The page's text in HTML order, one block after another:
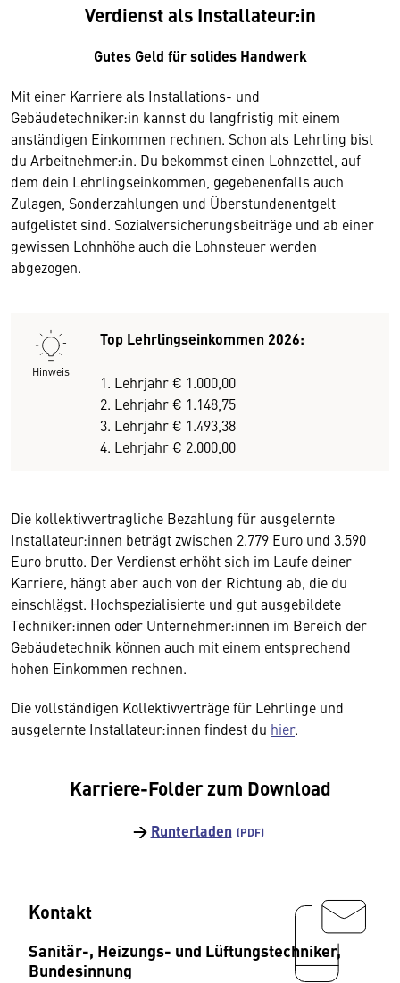
Verdienst als Installateur:in
Gutes Geld für solides Handwerk
Mit einer Karriere als Installations- und
Gebäudetechniker:in kannst du langfristig mit einem
anständigen Einkommen rechnen. Schon als Lehrling bist
du Arbeitnehmer:in. Du bekommst einen Lohnzettel, auf
dem dein Lehrlingseinkommen, gegebenenfalls auch
Zulagen, Sonderzahlungen und Überstundenentgelt
aufgelistet sind. Sozialversicherungsbeiträge und ab einer
gewissen Lohnhöhe auch die Lohnsteuer werden
abgezogen.
Hinweis
Top Lehrlings­einkommen 2026:
1. Lehrjahr € 1.000,00
2. Lehrjahr € 1.148,75
3. Lehrjahr € 1.493,38
4. Lehrjahr € 2.000,00
Die kollektivvertragliche Bezahlung für ausgelernte
Installateur:innen beträgt zwischen 2.779 Euro und 3.590
Euro brutto. Der Verdienst erhöht sich im Laufe deiner
Karriere, hängt aber auch von der Richtung ab, die du
einschlägst. Hochspezialisierte und gut ausgebildete
Techniker:innen oder Unternehmer:innen im Bereich der
Gebäudetechnik können auch mit einem entsprechend
hohen Einkommen rechnen.
Die vollständigen Kollektivverträge für Lehrlinge und
ausgelernte Installateur:innen findest du hier.
Karriere-Folder zum Download
→ Runterladen
Kontakt
Sanitär-, Heizungs- und Lüftungstechniker,
Bundesinnung